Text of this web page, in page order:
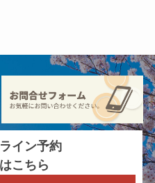
イン予約
こちら